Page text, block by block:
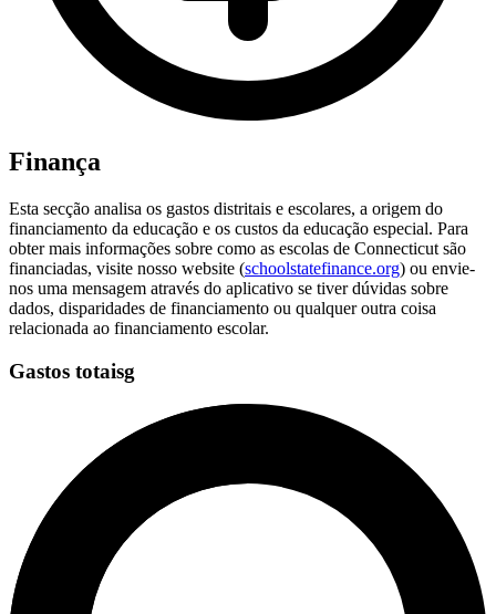
Finança
Esta secção analisa os gastos distritais e escolares, a origem do
financiamento da educação e os custos da educação especial. Para
obter mais informações sobre como as escolas de Connecticut são
financiadas, visite nosso website (schoolstatefinance.org) ou envie-
nos uma mensagem através do aplicativo se tiver dúvidas sobre
dados, disparidades de financiamento ou qualquer outra coisa
relacionada ao financiamento escolar.
Gastos totaisg